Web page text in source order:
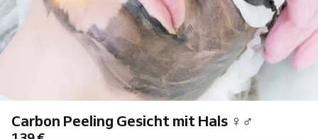
Carbon Peeling Gesicht mit Hals ♀♂